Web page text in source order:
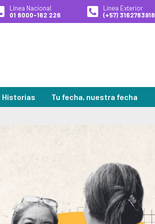
Línea Nacional
01 8000-162 226
Línea Exterior
(+57) 3162783918
Regionales de Búsqueda
Búsqueda
Búsqueda
dadas por desaparecidas
Historias
Exposiciones
Tu fecha, nuestra fecha